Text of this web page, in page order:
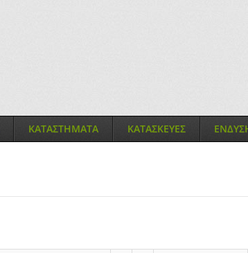
ΚΑΤΑΣΤΗΜΑΤΑ ΚΑΤΑΣΚΕΥΕΣ